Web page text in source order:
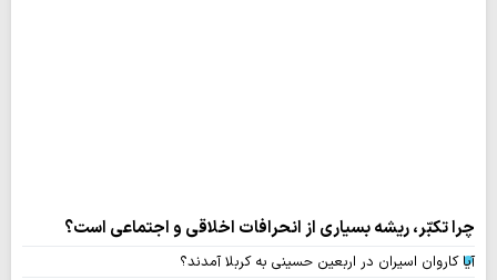
چرا تکبّر، ریشه بسیاری از انحرافات اخلاقی و اجتماعی است؟
آیا کاروان اسیران در اربعین حسینی به کربلا آمدند؟